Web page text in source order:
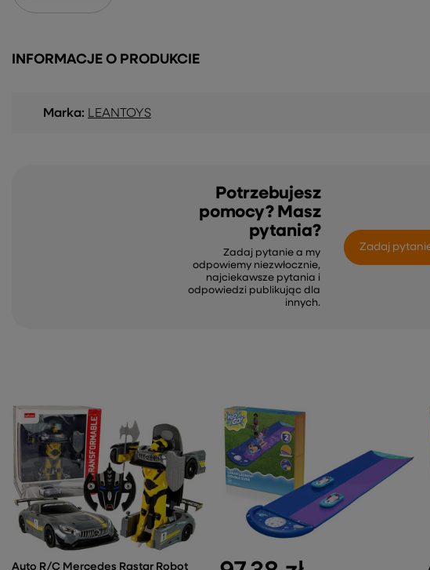
INFORMACJE O PRODUKCIE
Marka: LEANTOYS
Potrzebujesz
pomocy? Masz
pytania?
Zadaj pytanie a my
odpowiemy niezwłocznie,
najciekawsze pytania i
odpowiedzi publikując dla
innych.
Zadaj
Auto R/C Mercedes Rastar Robot